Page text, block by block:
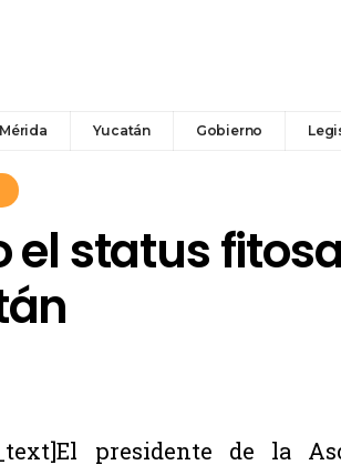
Mérida Yucatán Gobierno
el status
presidente de la